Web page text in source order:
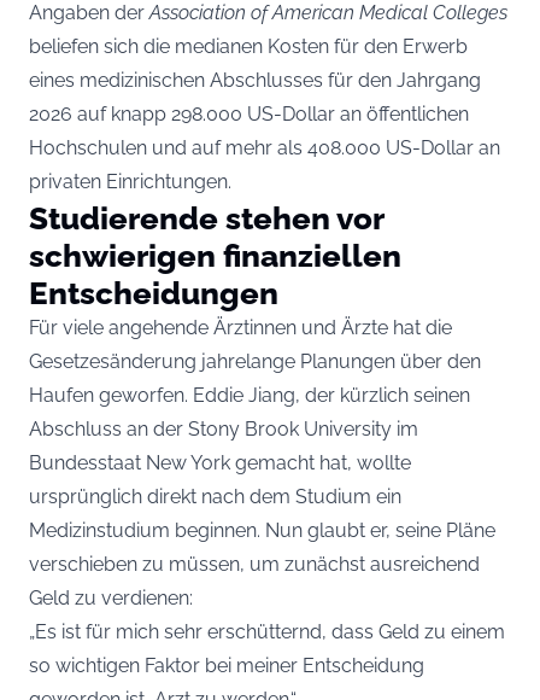
Angaben derAssociation of American Medical Colleges
beliefen sich die medianen Kosten für den Erwerb
eines medizinischen Abschlusses für den Jahrgang
2026 auf knapp 298.000 US-Dollar an öffentlichen
Hochschulen und auf mehr als 408.000 US-Dollar an
privaten Einrichtungen.
Studierende stehen vor
schwierigen finanziellen
Entscheidungen
Für viele angehende Ärztinnen und Ärzte hat die
Gesetzesänderung jahrelange Planungen über den
Haufen geworfen. Eddie Jiang, der kürzlich seinen
Abschluss an der Stony Brook University im
Bundesstaat New York gemacht hat, wollte
ursprünglich direkt nach dem Studium ein
Medizinstudium beginnen. Nun glaubt er, seine Pläne
verschieben zu müssen, um zunächst ausreichend
Geld zu verdienen:
„Es ist für mich sehr erschütternd, dass Geld zu einem
so wichtigen Faktor bei meiner Entscheidung